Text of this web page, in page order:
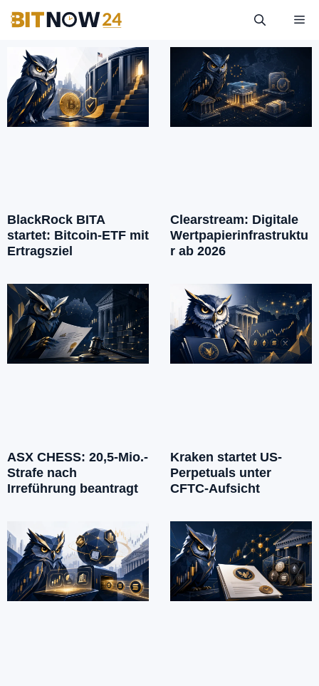
BlackRock BITA
startet: Bitcoin-ETF mit
Ertragsziel
Clearstream: Digitale
Wertpapierinfrastruktu
r ab 2026
ASX CHESS: 20,5-Mio.-
Strafe nach
Irreführung beantragt
Kraken startet US-
Perpetuals unter
CFTC-Aufsicht